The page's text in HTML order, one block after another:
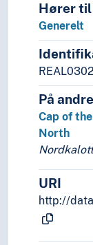
Hører
Generelt
På
Cap of the
North
URI
http://